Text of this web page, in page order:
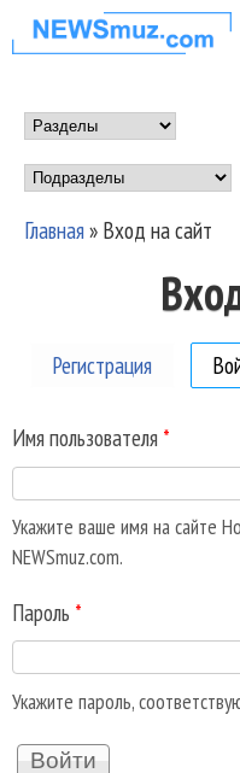
НОВОСТИ
МУЗЫКИ И
ШОУ БИЗНЕСА
NEWSMUZ.COM
Main menu
Вы здесь
Главная» Вход на сайт
Регистрация
Имя пользователя *
Укажите ваше имя на сайте
NEWSmuz.com.
Пароль *
Укажите пароль,